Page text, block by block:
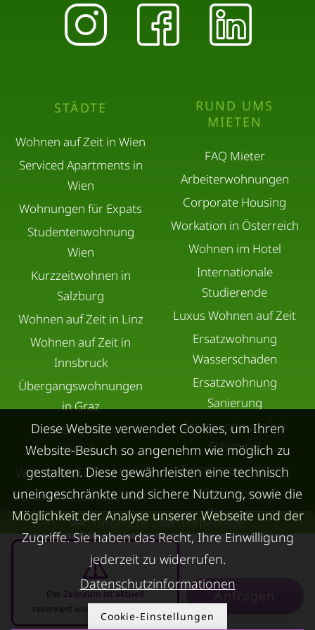
Übersicht aller Teilbeträge
Der Zeitraum ist aktuell
reserviert und nicht anfragbar
Anfragen
STÄDTE
Wohnen auf Zeit in Wien
Serviced Apartments in
Wien
Wohnungen für Expats
Studentenwohnung
Wien
Kurzzeitwohnen in
Salzburg
Wohnen auf Zeit in Linz
Wohnen auf Zeit in
Innsbruck
Übergangswohnungen
in Graz
Wohnen auf Zeit in
Villach
Wohnen auf Zeit in Wels
Kurzzeitmiete Klagenfurt
Wohnen auf Zeit
Dornbirn
Kurzzeitmiete
Deutschland
RUND UMS
MIETEN
FAQ Mieter
Arbeiterwohnungen
Corporate Housing
Workation in Österreich
Wohnen im Hotel
Internationale
Studierende
Luxus Wohnen auf Zeit
Ersatzwohnung
Wasserschaden
Ersatzwohnung
Sanierung
Ersatzwohnung bei
Schimmel
Trennungswohnung
Filmförderung
Österreich
RUND UMS
VERMIETEN
KONTAKT
Diese Website verwendet Cookies, um Ihren
Website-Besuch so angenehm wie möglich zu
gestalten. Diese gewährleisten eine technisch
uneingeschränkte und sichere Nutzung, sowie die
Möglichkeit der Analyse unserer Webseite und der
Zugriffe. Sie haben das Recht, Ihre Einwilligung
jederzeit zu widerrufen.
Datenschutzinformationen
Cookie-Einstellungen